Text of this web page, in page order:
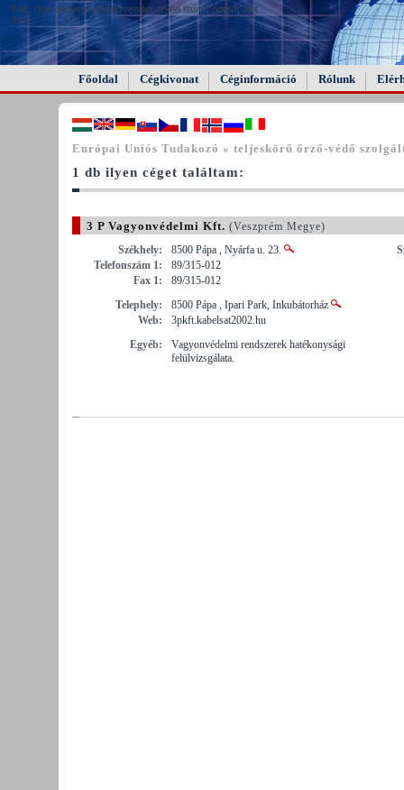
FAIL (the browser should render some flash content, not
this).
Főoldal Cégkivonat Céginformáció Rólunk
Európai Uniós Tudakozó « teljeskörű őrző-védő
1 db ilyen céget találtam:
3 P Vagyonvédelmi Kft. (Veszprém Megye)
Székhely:
8500 Pápa , Nyárfa u. 23.
Telefonszám 1:
89/315-012
Fax 1:
89/315-012
Telephely:
8500 Pápa , Ipari Park, Inkubátorház
Web:
3pkft.kabelsat2002.hu
Egyéb:
Vagyonvédelmi rendszerek hatékonysági
felülvizsgálata.